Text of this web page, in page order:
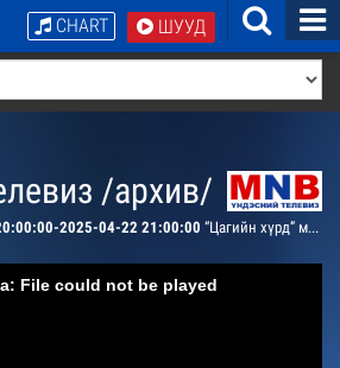
ШУУД
CHART
/архив/
2025-04-22 21:00:00 “Цагийн хүрд” мэдээллийн хөтөлбөр /шууд/
File could not be played